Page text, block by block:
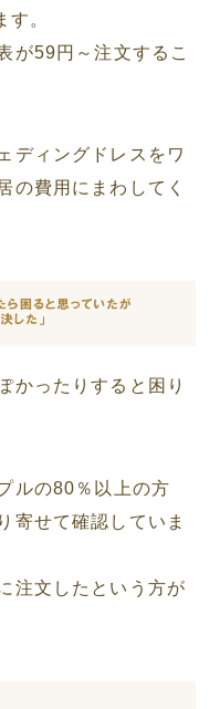
。
が59円～注文するこ
ディングドレスをワ
の費用にまわしてく
かったりすると困り
ルの80％以上の方
寄せて確認していま
注文したという方が